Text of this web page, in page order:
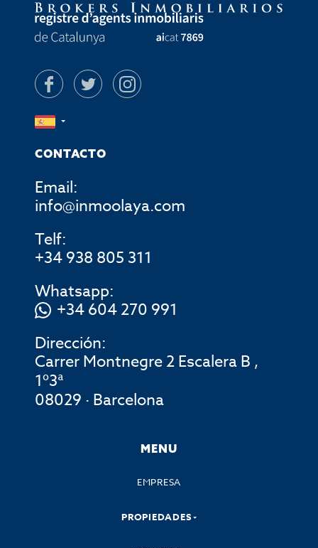
CONTACTO
Email:
info@inmoolaya.com
Telf:
+34 938 805 311
Whatsapp:
+34 604 270 991
Dirección:
Carrer Montnegre 2 Escalera B ,
1º3ª
08029 · Barcelona
MENU
EMPRESA
PROPIEDADES